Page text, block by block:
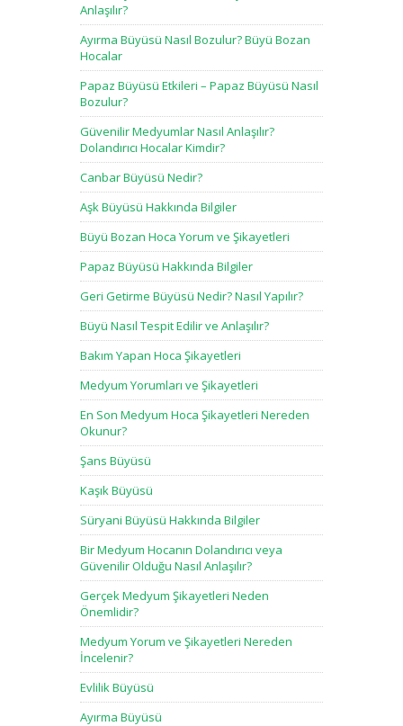
Anlaşılır?
Ayırma Büyüsü Nasıl Bozulur? Büyü Bozan
Hocalar
Papaz Büyüsü Etkileri – Papaz Büyüsü Nasıl
Bozulur?
Güvenilir Medyumlar Nasıl Anlaşılır?
Dolandırıcı Hocalar Kimdir?
Canbar Büyüsü Nedir?
Aşk Büyüsü Hakkında Bilgiler
Büyü Bozan Hoca Yorum ve Şikayetleri
Papaz Büyüsü Hakkında Bilgiler
Geri Getirme Büyüsü Nedir? Nasıl Yapılır?
Büyü Nasıl Tespit Edilir ve Anlaşılır?
Bakım Yapan Hoca Şikayetleri
Medyum Yorumları ve Şikayetleri
En Son Medyum Hoca Şikayetleri Nereden
Okunur?
Şans Büyüsü
Kaşık Büyüsü
Süryani Büyüsü Hakkında Bilgiler
Bir Medyum Hocanın Dolandırıcı veya
Güvenilir Olduğu Nasıl Anlaşılır?
Gerçek Medyum Şikayetleri Neden
Önemlidir?
Medyum Yorum ve Şikayetleri Nereden
İncelenir?
Evlilik Büyüsü
Ayırma Büyüsü